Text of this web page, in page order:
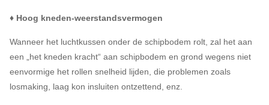
♦ Hoog kneden-weerstandsvermogen
Wanneer het luchtkussen onder de schipbodem rolt, zal het aan
een „het kneden kracht“ aan schipbodem en grond wegens niet
eenvormige het rollen snelheid lijden, die problemen zoals
losmaking, laag kon insluiten ontzettend, enz.